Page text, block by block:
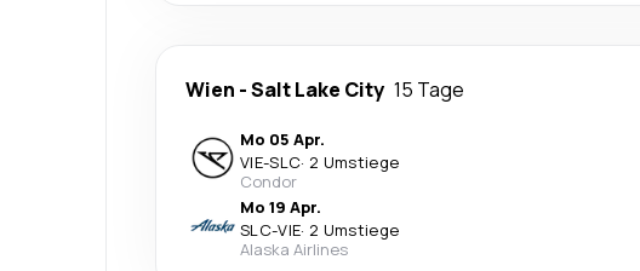
Wien -Salt Lake City 15 Tage
Mo 05 Apr.
VIE-SLC· 2 Umstiege
Condor
Mo 19 Apr.
SLC-VIE· 2 Umstiege
Alaska Airlines